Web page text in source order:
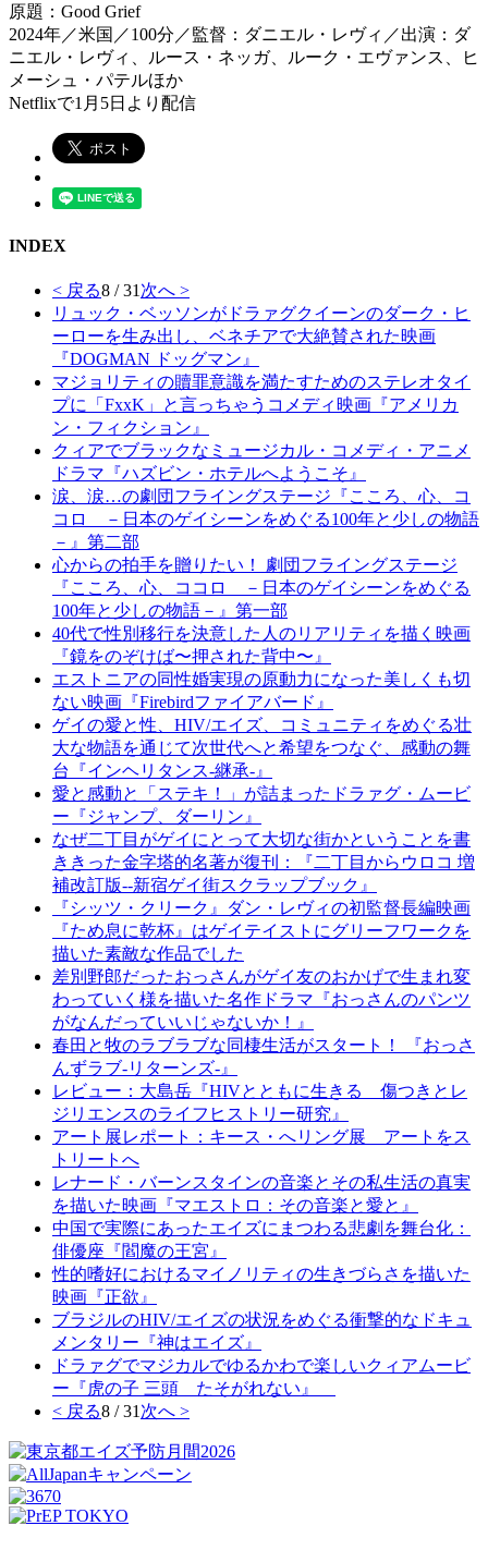
原題：Good Grief
2024年／米国／100分／監督：ダニエル・レヴィ／出演：ダ
ニエル・レヴィ、ルース・ネッガ、ルーク・エヴァンス、ヒ
メーシュ・パテルほか
Netflixで1月5日より配信
INDEX
< 戻る8 / 31 次へ >
リュック・ベッソンがドラァグクイーンのダーク・ヒ
ーローを生み出し、ベネチアで大絶賛された映画
『DOGMAN ドッグマン』
マジョリティの贖罪意識を満たすためのステレオタイ
プに「FxxK」と言っちゃうコメディ映画『アメリカ
ン・フィクション』
クィアでブラックなミュージカル・コメディ・アニメ
ドラマ『ハズビン・ホテルへようこそ』
涙、涙…の劇団フライングステージ『こころ、心、コ
コロ －日本のゲイシーンをめぐる100年と少しの物語
－』第二部
心からの拍手を贈りたい！ 劇団フライングステージ
『こころ、心、ココロ －日本のゲイシーンをめぐる
100年と少しの物語－』第一部
40代で性別移行を決意した人のリアリティを描く映画
『鏡をのぞけば〜押された背中〜』
エストニアの同性婚実現の原動力になった美しくも切
ない映画『Firebirdファイアバード』
ゲイの愛と性、HIV/エイズ、コミュニティをめぐる壮
大な物語を通じて次世代へと希望をつなぐ、感動の舞
台『インヘリタンス-継承-』
愛と感動と「ステキ！」が詰まったドラァグ・ムービ
ー『ジャンプ、ダーリン』
なぜ二丁目がゲイにとって大切な街かということを書
ききった金字塔的名著が復刊：『二丁目からウロコ 増
補改訂版--新宿ゲイ街スクラップブック』
『シッツ・クリーク』ダン・レヴィの初監督長編映画
『ため息に乾杯』はゲイテイストにグリーフワークを
描いた素敵な作品でした
差別野郎だったおっさんがゲイ友のおかげで生まれ変
わっていく様を描いた名作ドラマ『おっさんのパンツ
がなんだっていいじゃないか！』
春田と牧のラブラブな同棲生活がスタート！ 『おっさ
んずラブ-リターンズ-』
レビュー：大島岳『HIVとともに生きる 傷つきとレ
ジリエンスのライフヒストリー研究』
アート展レポート：キース・へリング展 アートをス
トリートへ
レナード・バーンスタインの音楽とその私生活の真実
を描いた映画『マエストロ：その音楽と愛と』
中国で実際にあったエイズにまつわる悲劇を舞台化：
俳優座『閻魔の王宮』
性的嗜好におけるマイノリティの生きづらさを描いた
映画『正欲』
ブラジルのHIV/エイズの状況をめぐる衝撃的なドキュ
メンタリー『神はエイズ』
ドラァグでマジカルでゆるかわで楽しいクィアムービ
ー『虎の子 三頭 たそがれない』
< 戻る8 / 31 次へ >